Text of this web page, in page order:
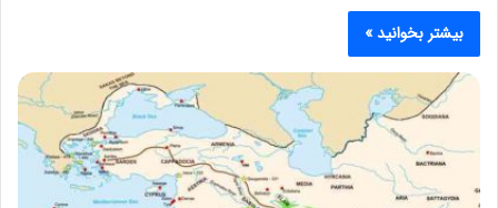
بیشتر بخوانید »